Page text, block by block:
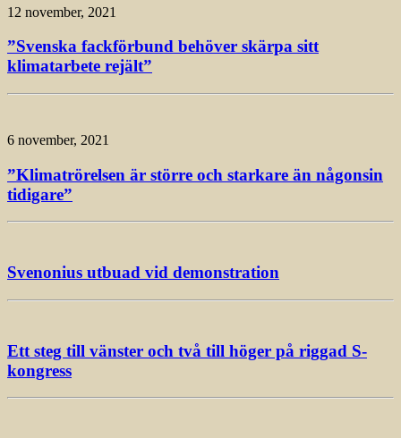
12 november, 2021
”Svenska fackförbund behöver skärpa sitt
klimatarbete rejält”
6 november, 2021
”Klimatrörelsen är större och starkare än någonsin
tidigare”
Svenonius utbuad vid demonstration
Ett steg till vänster och två till höger på riggad S-
kongress